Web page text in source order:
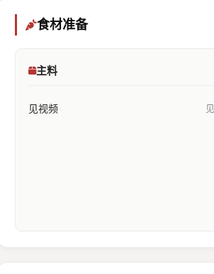
食材准备
主料
见视频